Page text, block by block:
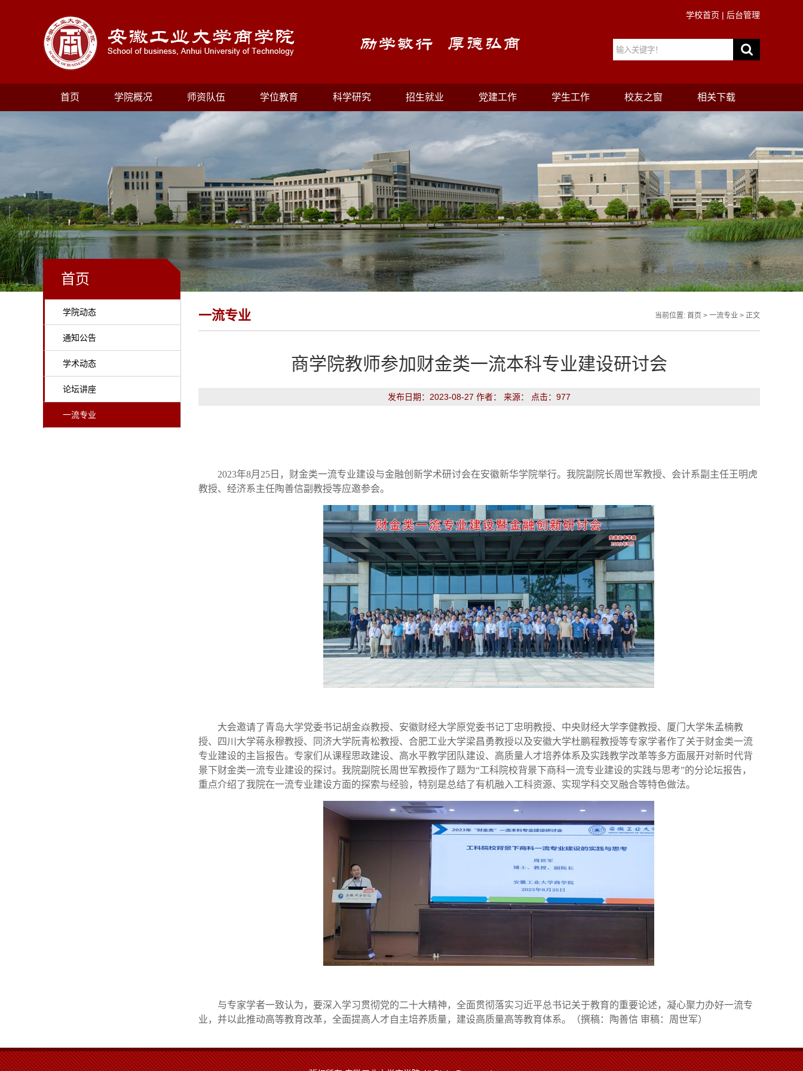
学校首页 | 后台管理
首页 学院概况 师资队伍 学位教育 科学研究 招生就业 党建工作 学生工作 校友之窗 相关下载
首页
学院动态
通知公告
学术动态
论坛讲座
一流专业
一流专业 当前位置: 首页 > 一流专业 > 正文
商学院教师参加财金类一流本科专业建设研讨会
发布日期：2023-08-27 作者： 来源： 点击： 977
2023年8月 25 日 ， 财金类一流专业建设与金融创新学术研讨会在安徽新华学院举行。 我院副院长周世军教授、会计系副主任王明虎
教授、 经济系主任陶善信副教授等应邀参会。
大会邀请了青岛大学党委书记胡金焱教授、安徽财经大学原党委书记丁忠明教授、中央财经大学李健教授、厦门大学朱孟楠教
授、四川大学蒋永穆教授、
同济大学阮青松教授、合肥工业大学梁昌勇教授以及安徽大学杜鹏程教授等专家学者作了关于财金类一流
专业建设的主旨报告。专家们从课程思政建设、高水平教学团队建设、高质量人才培养体系及实践教学改革等多方面展开对新时代背
景下财金类一流专业建设的探讨。 我院副院长周世军教授作了题为“工科院校背景下商科一流专业建设的实践与思考”的分论坛报告，
重点介绍了我院在一流专业建设方面的探索与经验，特别是总结了有机融入工科资源、实现学科交叉融合等特色做法。
与专家学者一致认为，要深入学习贯彻党的二十大精神，全面贯彻落实习近平总书记关于教育的重要论述， 凝心聚力办好一流专
业，并以此推动高等教育改革，全面提高人才自主培养质量，建设高质量高等教育体系。
（撰稿：陶善信 审稿：周世军）